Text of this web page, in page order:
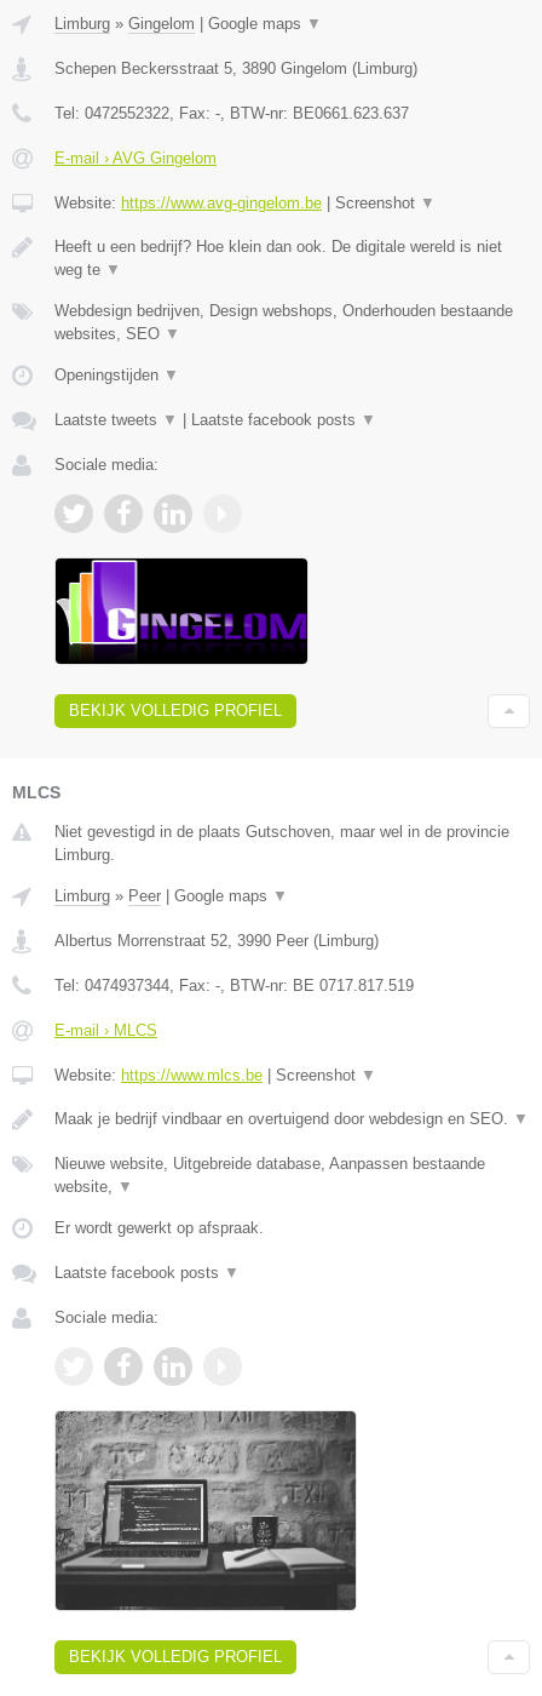
Limburg » Gingelom Google maps ▼
Schepen Beckersstraat 5, 3890 Gingelom (Limburg)
Tel: 0472552322, Fax: -, BTW-nr: BE0661.623.637
E-mail › AVG Gingelom
Website: https://www.avg-gingelom.be Screenshot ▼
Heeft u een bedrijf? Hoe klein dan ook. De digitale wereld is niet
weg te ▼
Webdesign bedrijven, Design webshops, Onderhouden bestaande
websites, SEO ▼
Openingstijden ▼
Laatste tweets ▼ Laatste facebook posts ▼
Sociale media:
BEKIJK VOLLEDIG PROFIEL
MLCS
Niet gevestigd in de plaats Gutschoven, maar wel in de provincie
Limburg.
Limburg » Peer | Google maps ▼
Albertus Morrenstraat 52 3990 Peer (Limburg)
Tel: 0474937344 , Fax: - , BTW-nr: BE 0717.817.519
E-mail › MLCS
Website: https://www.mlcs.be | Screenshot ▼
Maak je bedrijf vindbaar en overtuigend door webdesign en SEO. ▼
Nieuwe website, Uitgebreide database, Aanpassen bestaande
website,
▼
Er wordt gewerkt op afspraak.
Laatste facebook posts ▼
Sociale media:
BEKIJK VOLLEDIG PROFIEL